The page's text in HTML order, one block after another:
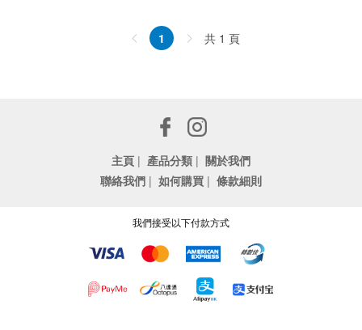
1 共 1 頁
主頁 | 產品分類 | 關於我們
聯絡我們 | 如何購買 | 條款細則
我們接受以下付款方式